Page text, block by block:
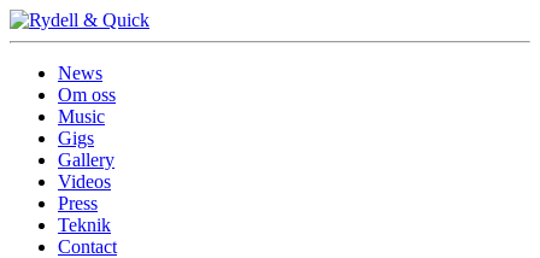
News
Om oss
Music
Gigs
Gallery
Videos
Press
Teknik
Contact